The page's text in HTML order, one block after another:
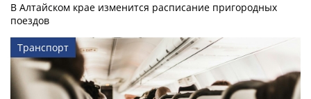
В Алтайском крае изменится расписание пригородных
поездов
Транспорт